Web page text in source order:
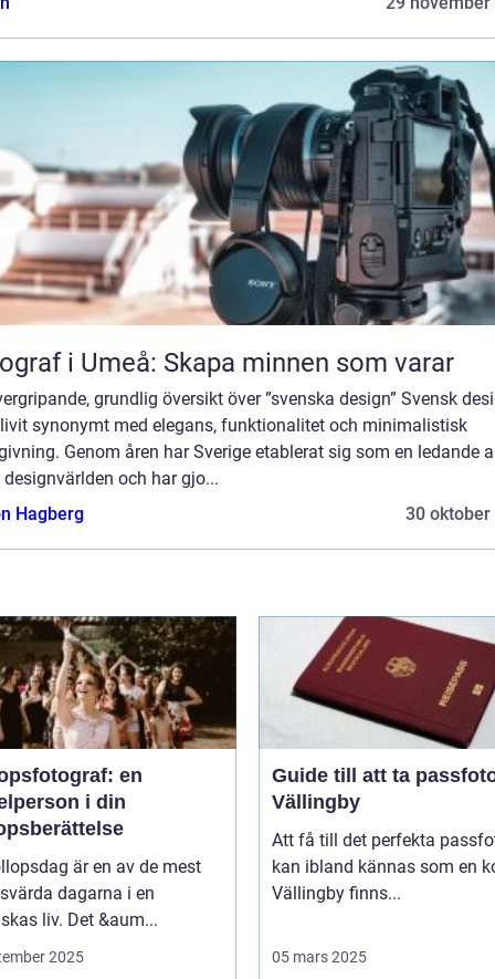
i Umeå: Skapa minnen som varar
grundlig översikt över ”svenska design” Svensk
synonymt med elegans, funktionalitet och minimalistisk
Genom åren har Sverige etablerat sig som en ledande
och har gjo...
Hagberg
30 oktober
en
i din
är en av de mest
dagarna i en
liv. Det &aum...
2025
Guide till att ta
Vällingby
Att få till det perfekta
kan ibland kännas som en
Vällingby finns...
05 mars 2025